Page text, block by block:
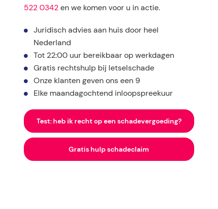
522 0342 en we komen voor u in actie.
Juridisch advies aan huis door heel
Nederland
Tot 22:00 uur bereikbaar op werkdagen
Gratis rechtshulp bij letselschade
Onze klanten geven ons een 9
Elke maandagochtend inloopspreekuur
Test: heb ik recht op een schadevergoeding?
Gratis hulp schadeclaim